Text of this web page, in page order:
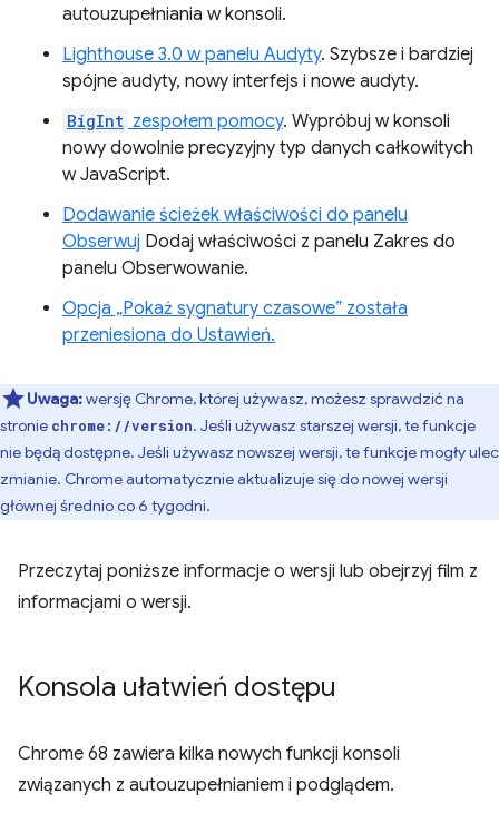
autouzupełniania w konsoli.
Lighthouse 3.0 w panelu Audyty. Szybsze i bardziej
spójne audyty, nowy interfejs i nowe audyty.
BigInt zespołem pomocy. Wypróbuj w konsoli
nowy dowolnie precyzyjny typ danych całkowitych
w JavaScript.
Dodawanie ścieżek właściwości do panelu
Obserwuj Dodaj właściwości z panelu Zakres do
panelu Obserwowanie.
Opcja „Pokaż sygnatury czasowe” została
przeniesiona do Ustawień.
Uwaga:wersję Chrome, której używasz, możesz sprawdzić na
stronie chrome://version. Jeśli używasz starszej wersji, te funkcje
nie będą dostępne. Jeśli używasz nowszej wersji, te funkcje mogły ulec
zmianie. Chrome automatycznie aktualizuje się do nowej wersji
głównej średnio co 6 tygodni.
Przeczytaj poniższe informacje o wersji lub obejrzyj film z
informacjami o wersji.
Konsola ułatwień dostępu
Chrome 68 zawiera kilka nowych funkcji konsoli
związanych z autouzupełnianiem i podglądem.